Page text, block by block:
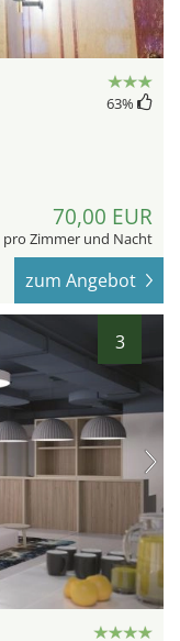
63%
70,00 EUR
pro Zimmer und Nacht
zum Angebot
3